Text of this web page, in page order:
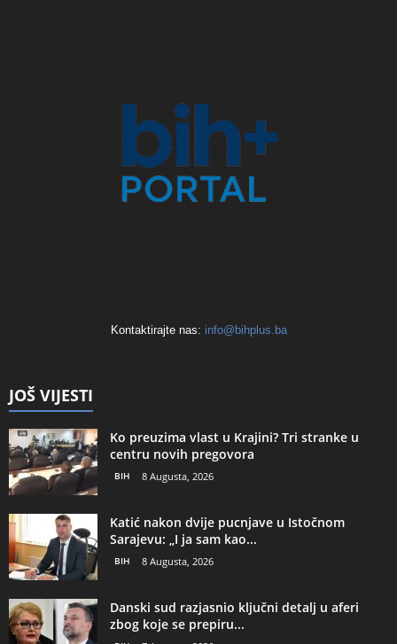
Kontaktirajte nas: info@bihplus.ba
JOŠ VIJESTI
Ko preuzima vlast u Krajini? Tri stranke u
centru novih pregovora
BIH 8 Augusta, 2026
Katić nakon dvije pucnjave u Istočnom
Sarajevu: „I ja sam kao...
BIH 8 Augusta, 2026
Danski sud razjasnio ključni detalj u aferi
zbog koje se prepiru...